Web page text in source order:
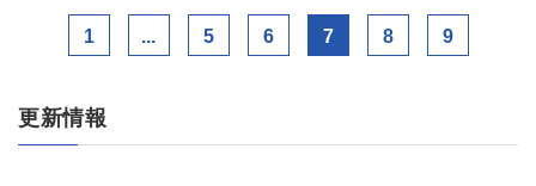
1 ... 5 6 7 8 9
更新情報